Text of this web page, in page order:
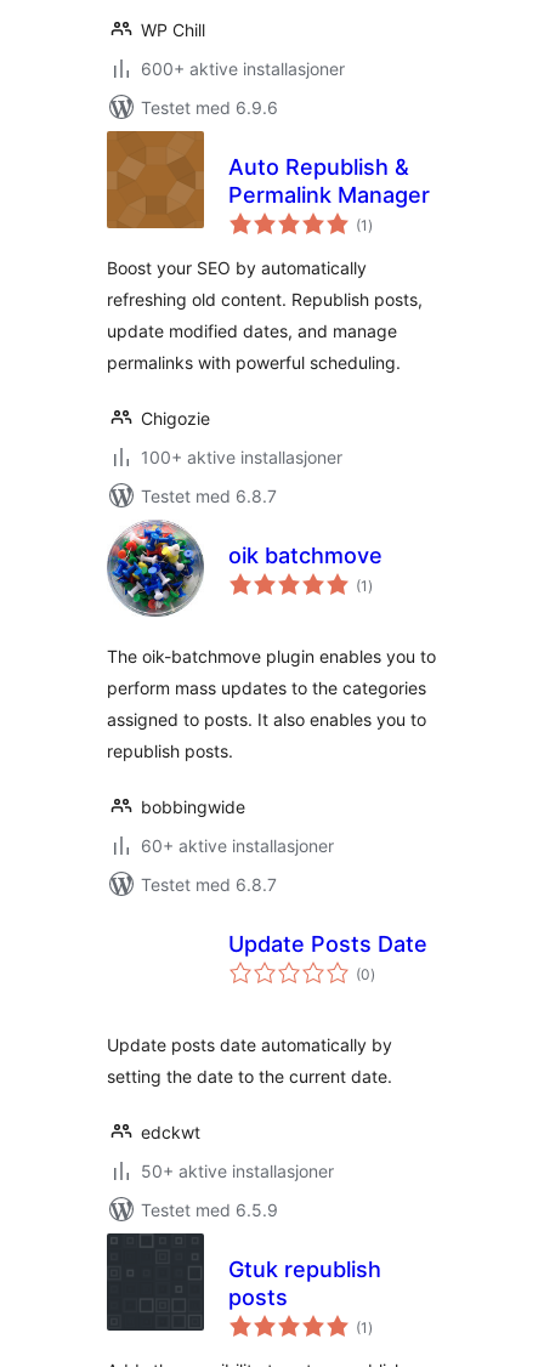
WP Chill
600+ aktive installasjoner
Testet med 6.9.6
Auto Republish &
Permalink Manager
(1 totale
vurderinger
)
Boost your SEO by automatically
refreshing old content. Republish posts,
update modified dates, and manage
permalinks with powerful scheduling.
Chigozie
100+ aktive installasjoner
Testet med 6.8.7
oik batchmove
(1 totale
vurderinger
)
The oik-batchmove plugin enables you to
perform mass updates to the categories
assigned to posts. It also enables you to
republish posts.
bobbingwide
60+ aktive installasjoner
Testet med 6.8.7
Update Posts Date
(0totale
vurderinger
)
Update posts date automatically by
setting the date to the current date.
edckwt
50+ aktive installasjoner
Testet med 6.5.9
Gtuk republish
posts
(1 totale
vurderinger
)